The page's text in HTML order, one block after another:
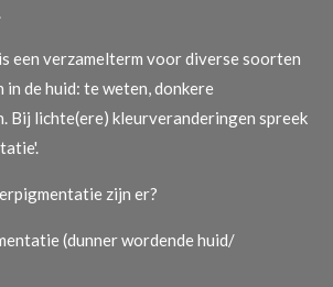
een verzamelterm voor diverse soorten
de huid: te weten, donkere
Bij lichte(ere) kleurveranderingen spreek
zijn er?
(dunner wordende huid/